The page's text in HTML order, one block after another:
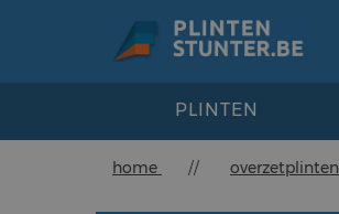
PLINTEN
home // overzetplinten